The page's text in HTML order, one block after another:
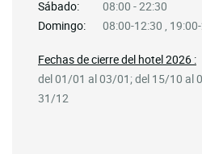
Sábado:
08:00 - 22:30
Domingo:
08:00-12:30 ,
Fechas de cierre del hotel 2026 :
del 01/01 al 03/01; del 15/10 al
31/12